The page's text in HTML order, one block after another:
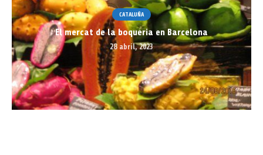
CATALUÑA
El mercat de la boqueria en Barcelona
28 abril, 2023